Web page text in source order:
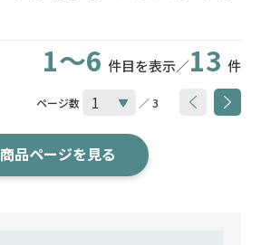
1～6 件目を表示／13 件
ページ数 ／ 3
商品ページを見る